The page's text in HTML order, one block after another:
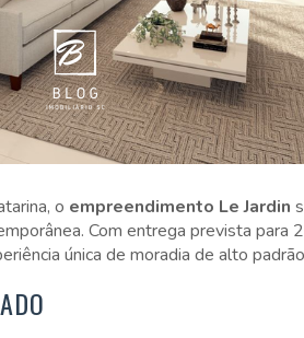
o empreendimento Le Jardin
Com entrega prevista para
única de moradia de alto